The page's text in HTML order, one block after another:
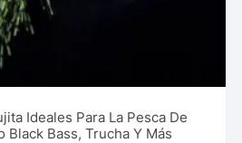
Ideales Para La Pesca De
Black Bass, Trucha Y Más